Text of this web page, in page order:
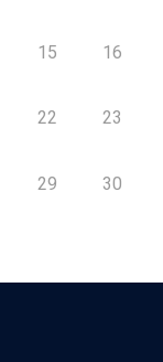
15 16
22 23
29 30